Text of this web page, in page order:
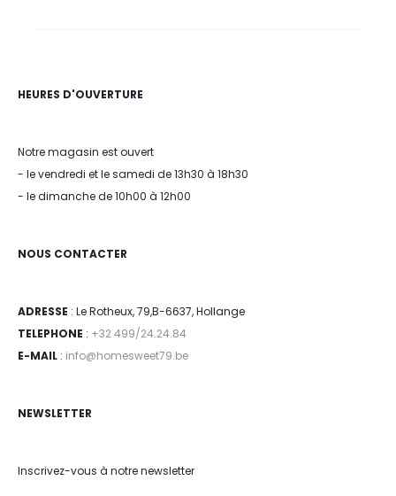
HEURES D'OUVERTURE
Notre magasin est ouvert
- le vendredi et le samedi de 13h30 à 18h30
- le dimanche de 10h00 à 12h00
NOUS CONTACTER
ADRESSE : Le Rotheux, 79,B-6637, Hollange
TELEPHONE : +32 499/24.24.84
E-MAIL : info@homesweet79.be
NEWSLETTER
Inscrivez-vous à notre newsletter